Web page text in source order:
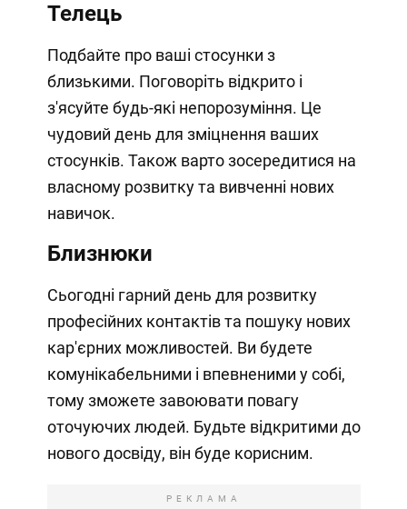
Телець
Подбайте про ваші стосунки з
близькими. Поговоріть відкрито і
з'ясуйте будь-які непорозуміння. Це
чудовий день для зміцнення ваших
стосунків. Також варто зосередитися на
власному розвитку та вивченні нових
навичок.
Близнюки
Сьогодні гарний день для розвитку
професійних контактів та пошуку нових
кар'єрних можливостей. Ви будете
комунікабельними і впевненими у собі,
тому зможете завоювати повагу
оточуючих людей. Будьте відкритими до
нового досвіду, він буде корисним.
РЕКЛАМА